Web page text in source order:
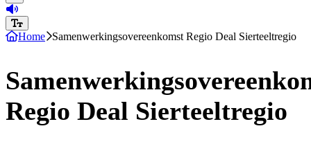
Close accessibility menu
(Deze link opent in een nieuw tabblad)
Increase font size
Home Samenwerkingsovereenkomst Regio Deal Sierteeltregio
Regio Deal Sierteeltregio